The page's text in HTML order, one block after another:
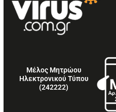
Μέλος Μητρώου
Ηλεκτρονικού Τύπου
(242222)